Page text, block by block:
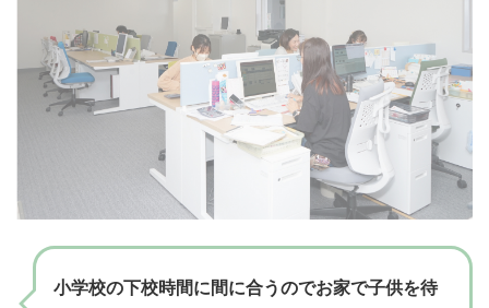
小学校の下校時間に間に合うのでお家で子供を待